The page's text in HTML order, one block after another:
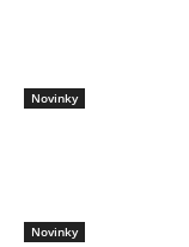
Novinky
Novinky